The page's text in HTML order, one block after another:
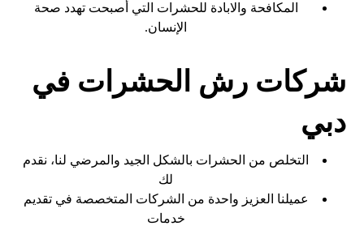
المكافحة والابادة للحشرات التي أصبحت تهدد صحة
الإنسان.
شركات رش الحشرات في
دبي
التخلص من الحشرات بالشكل الجيد والمرضي لنا، نقدم
لك
عميلنا العزيز واحدة من الشركات المتخصصة في تقديم
خدمات